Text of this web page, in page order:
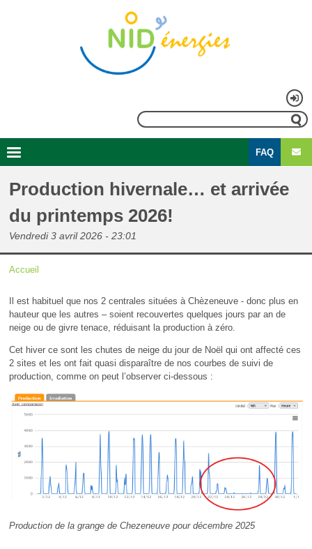
Rechercher
compte
de
l'utilisateur
Navigation
principale
menu
FAQ
Production hivernale… et arrivée
du printemps 2026!
Vendredi 3 avril 2026 - 23:01
d'Ariane
Accueil
Il est habituel que nos 2 centrales situées à Chèzeneuve - donc plus en
hauteur que les autres – soient recouvertes quelques jours par an de
neige ou de givre tenace, réduisant la production à zéro.
Cet hiver ce sont les chutes de neige du jour de Noël qui ont affecté ces
2 sites et les ont fait quasi disparaître de nos courbes de suivi de
production, comme on peut l’observer ci-dessous :
Production de la grange de Chezeneuve pour décembre 2025